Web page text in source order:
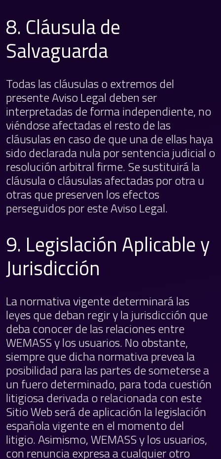
8. Cláusula de
Salvaguarda
Todas las cláusulas o extremos del
presente Aviso Legal deben ser
interpretadas de forma independiente, no
viéndose afectadas el resto de las
cláusulas en caso de que una de ellas haya
sido declarada nula por sentencia judicial o
resolución arbitral firme. Se sustituirá la
cláusula o cláusulas afectadas por otra u
otras que preserven los efectos
perseguidos por este Aviso Legal.
9. Legislación Aplicable y
Jurisdicción
La normativa vigente determinará las
leyes que deban regir y la jurisdicción que
deba conocer de las relaciones entre
WEMASS y los usuarios. No obstante,
siempre que dicha normativa prevea la
posibilidad para las partes de someterse a
un fuero determinado, para toda cuestión
litigiosa derivada o relacionada con este
Sitio Web será de aplicación la legislación
española vigente en el momento del
litigio. Asimismo, WEMASS y los usuarios,
con renuncia expresa a cualquier otro